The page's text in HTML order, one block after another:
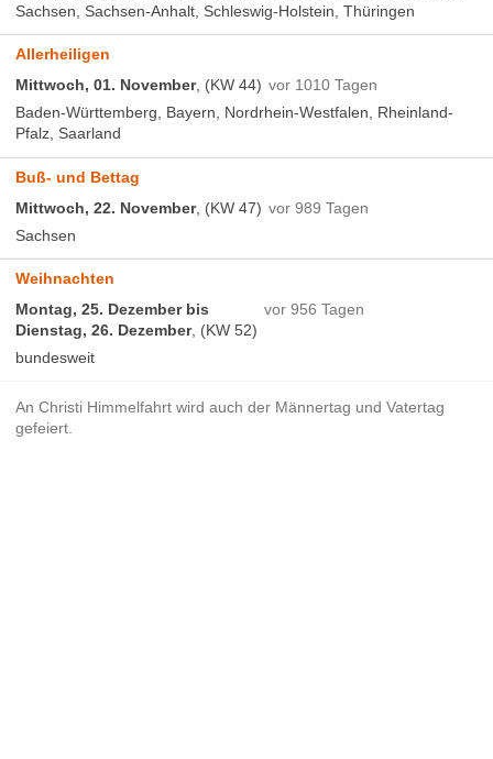
Sachsen, Sachsen-Anhalt, Schleswig-Holstein, Thüringen
Allerheiligen
Mittwoch, 01. November, (KW 44) vor 1010 Tagen
Baden-Württemberg, Bayern, Nordrhein-Westfalen, Rheinland-
Pfalz, Saarland
Buß- und Bettag
Mittwoch, 22. November, (KW 47) vor 989 Tagen
Sachsen
Weihnachten
Montag, 25. Dezember bis
Dienstag, 26. Dezember, (KW 52)
vor 956 Tagen
bundesweit
An Christi Himmelfahrt wird auch der Männertag und Vatertag
gefeiert.